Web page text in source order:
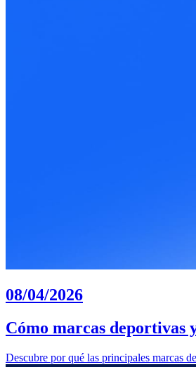
08/04/2026
Cómo marcas
Descubre por qué las principales marcas